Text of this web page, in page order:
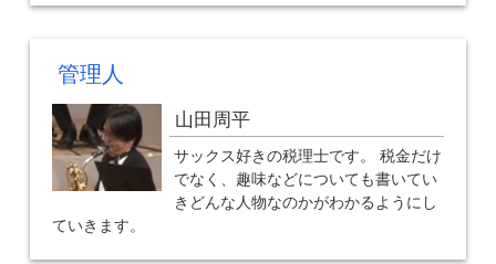
管理人
山田周平
サックス好きの税理士です。 税金だけ
でなく、趣味などについても書いてい
きどんな人物なのかがわかるようにし
ていきます。